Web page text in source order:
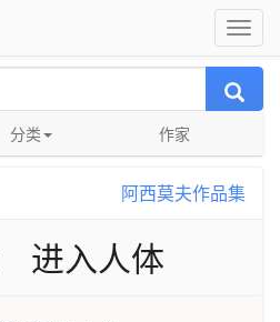
分类 作家
阿西莫夫作品集
进入人体